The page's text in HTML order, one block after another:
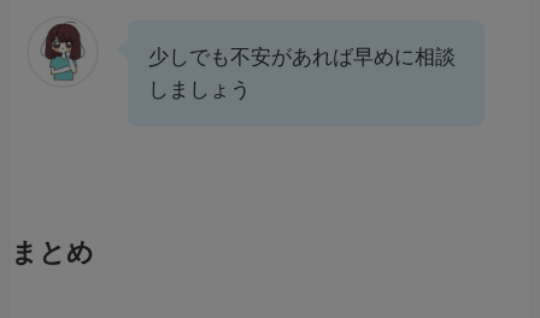
少しでも不安があれば早めに相談
しましょう
まとめ